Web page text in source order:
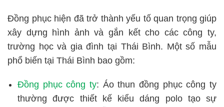
Đồng phục hiện đã trở thành yếu tố quan trọng giúp
xây dựng hình ảnh và gắn kết cho các công ty,
trường học và gia đình tại Thái Bình. Một số mẫu
phổ biến tại Thái Bình bao gồm:
Đồng phục công ty: Áo thun đồng phục công ty
thường được thiết kế kiểu dáng polo tạo sự